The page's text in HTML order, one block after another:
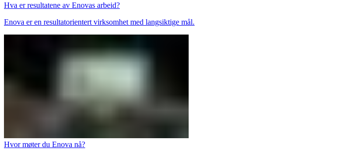
Hva er resultatene av Enovas arbeid?
Enova er en resultatorientert virksomhet med langsiktige mål.
Hvor møter du Enova nå?